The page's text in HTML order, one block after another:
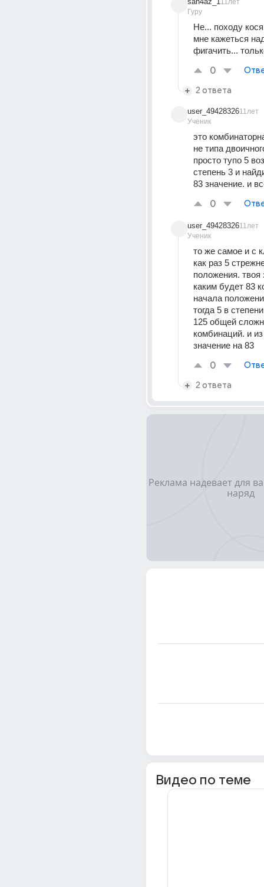
Гуру
11лет
Не... походу
мне кажеться
фигачить...
0
2 ответа
user_49428326
Ученик
11лет
это
не типа
просто тупо 5
степень 3 и
83 значение. и
0
user_49428326
Ученик
11лет
то же самое и с
как раз 5
положения. твоя
каким будет 83
начала
тогда 5 в
125 общей
комбинаций. и
значение на 83
0
2 ответа
Видео по теме